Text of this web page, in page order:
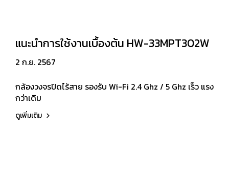
แนะนำการใช้งานเบื้องต้น HW-33MPT302W
2 ก.ย. 2567
กล้องวงจรปิดไร้สาย รองรับ Wi-Fi 2.4 Ghz / 5 Ghz เร็ว แรง
กว่าเดิม
ดูเพิ่มเติม